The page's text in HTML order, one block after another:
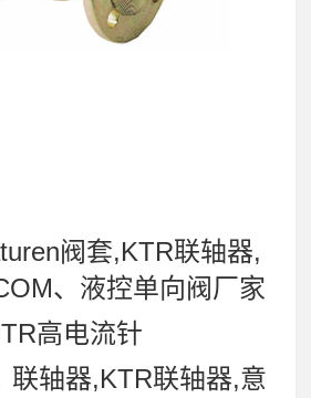
阀套,KTR联轴器,
、液控单向阀厂家
高电流针
联轴器,KTR联轴器,意